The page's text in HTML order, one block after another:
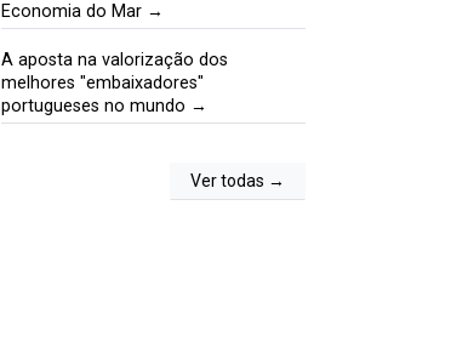
Economia do Mar →
A aposta na valorização dos
melhores "embaixadores"
portugueses no mundo →
Ver todas →